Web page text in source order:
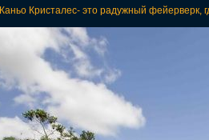
Каньо Кристалес- это радужный фейерверк,